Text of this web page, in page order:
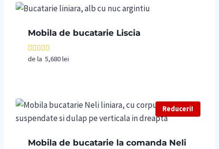
Mobila de bucatarie Liscia
Evaluat la
de la 5,680lei
Reduceri!
Mobila de bucatarie la comanda Neli